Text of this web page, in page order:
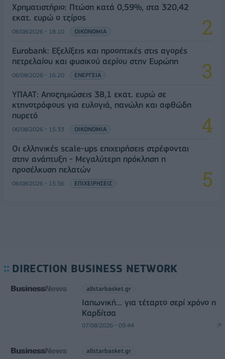
Χρηματιστήριο: Πτώση κατά 0,59%, στα 320,42
εκατ. ευρώ ο τζίρος
06/08/2026 - 18:10 ΟΙΚΟΝΟΜΙΑ
Eurobank: Εξελίξεις και προοπτικές στις αγορές
πετρελαίου και φυσικού αερίου στην Ευρώπη
06/08/2026 - 16:20 ΕΝΕΡΓΕΙΑ
ΥΠΑΑΤ: Αποζημιώσεις 38,1 εκατ. ευρώ σε
κτηνοτρόφους για ευλογιά, πανώλη και αφθώδη
πυρετό
06/08/2026 - 15:33 ΟΙΚΟΝΟΜΙΑ
Οι ελληνικές scale-ups επιχειρήσεις στρέφονται
στην ανάπτυξη - Μεγαλύτερη πρόκληση η
προσέλκυση πελατών
06/08/2026 - 15:56 ΕΠΙΧΕΙΡΗΣΕΙΣ
DIRECTION BUSINESS NETWORK
allstarbasket.gr
Ιαπωνική... για τέταρτο σερί χρόνο η
Καρδίτσα
07/08/2026 - 09:44
allstarbasket.gr